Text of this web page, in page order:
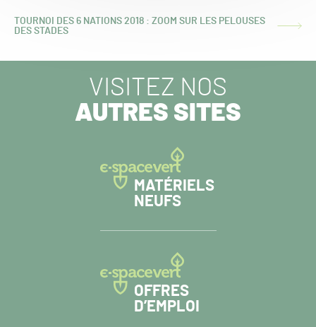
ARTICLE
TOURNOI DES 6 NATIONS 2018 : ZOOM SUR LES PELOUSES
DES STADES
VISITEZ NOS
AUTRES SITES
MATÉRIELS
NEUFS
OFFRES
D’EMPLOI